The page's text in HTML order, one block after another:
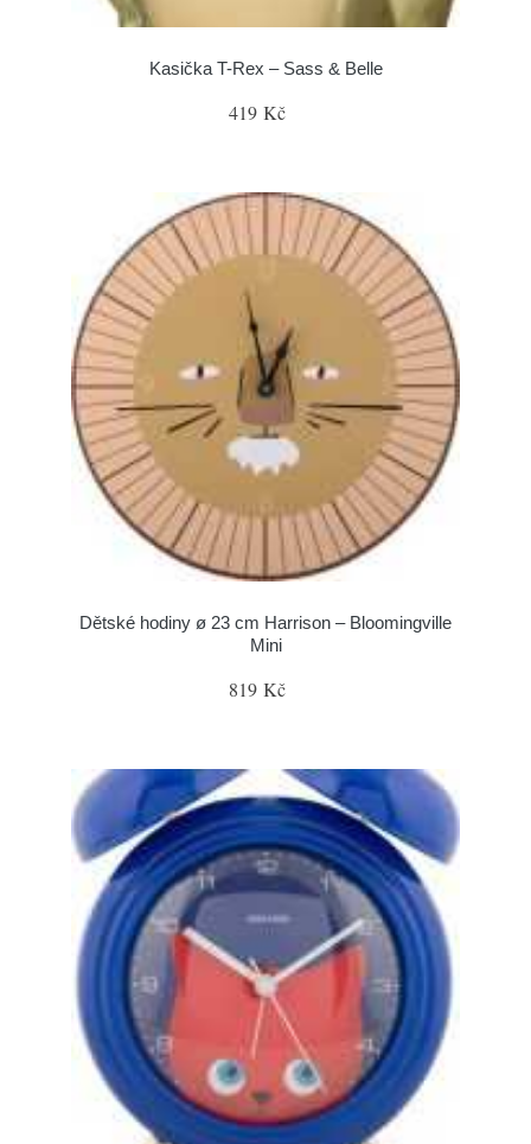
Kasička T-Rex – Sass & Belle
419 Kč
Dětské hodiny ø 23 cm Harrison – Bloomingville
Mini
819 Kč